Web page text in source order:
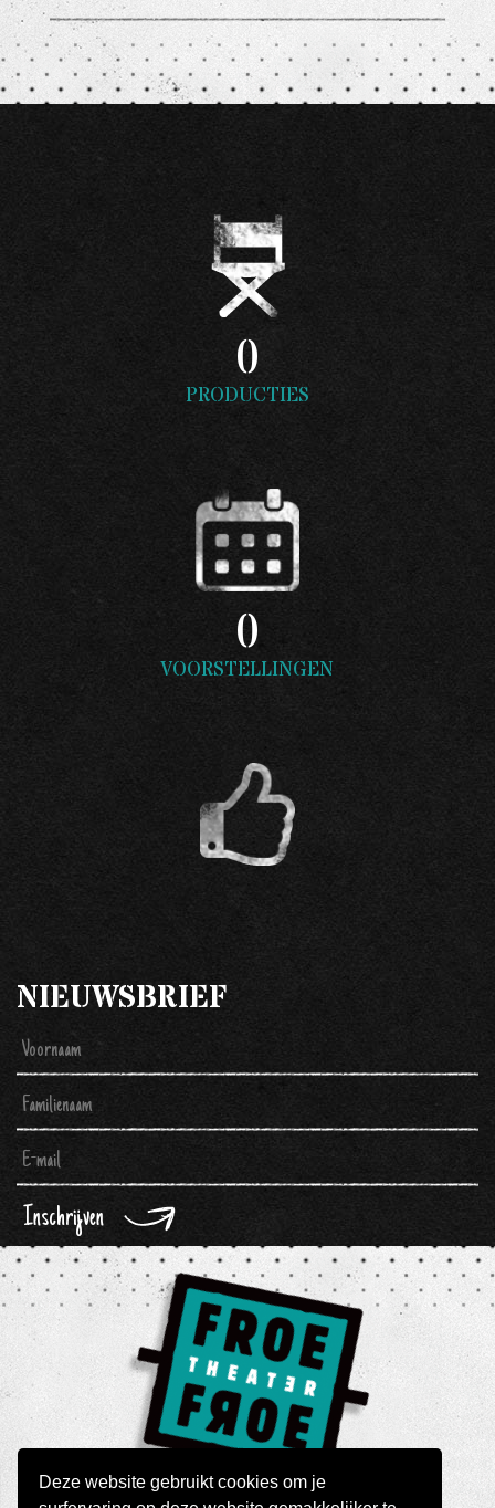
Deze website gebruikt cookies om je
0
PRODUCTIES
0
VOORSTELLINGEN
NIEUWSBRIEF
Inschrijven